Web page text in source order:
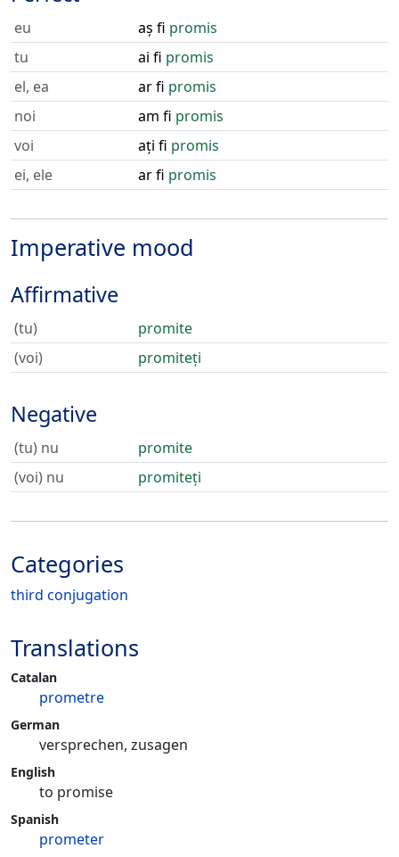
eu aș fi promis
tu
ai fi promis
el, ea
ar fi promis
noi
am fi promis
voi
ați fi promis
ei, ele
ar fi promis
Imperative mood
Affirmative
(tu)
promite
(voi)
promiteți
Negative
(tu) nu
promite
(voi) nu
promiteți
Categories
third conjugation
Translations
Catalan
prometre
German
versprechen, zusagen
English
to promise
Spanish
prometer